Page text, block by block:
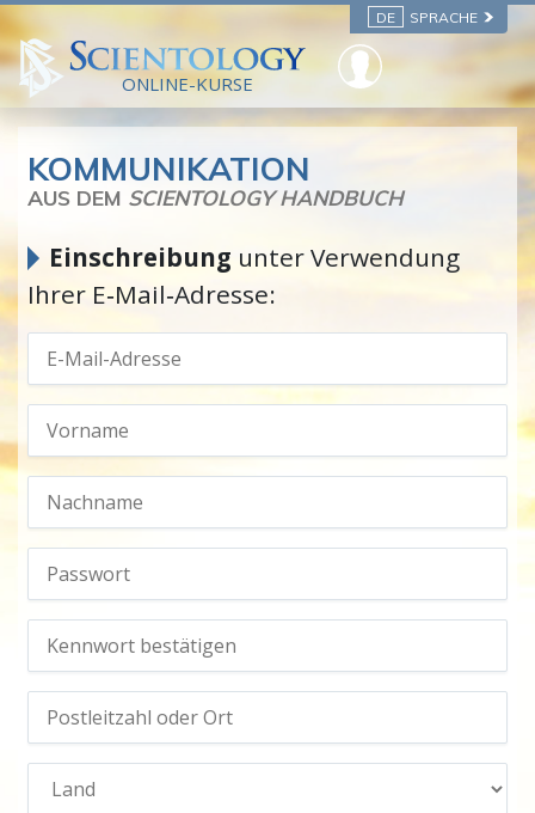
DE SPRACHE
ONLINE-KURSE
KOMMUNIKATION
AUS DEM SCIENTOLOGY HANDBUCH
Einschreibung unter Verwendung
Ihrer E‑Mail‑Adresse: